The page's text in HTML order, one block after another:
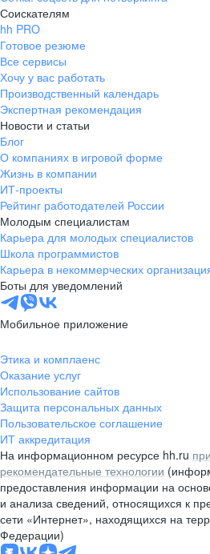
Соискателям
hh PRO
Готовое резюме
Все сервисы
Хочу у вас работать
Производственный календарь
Экспертная рекомендация
Новости и статьи
Блог
О компаниях в игровой форме
Жизнь в компании
ИТ-проекты
Рейтинг работодателей России
Молодым специалистам
Карьера для молодых специалистов
Школа программистов
Карьера в некоммерческих
Боты для уведомлений
Мобильное приложение
Этика и комплаенс
Оказание услуг
Использование сайтов
Защита персональных данных
Пользовательское соглашение
ИТ аккредитация
На информационном ресурсе hh.ru
рекомендательные технологии
предоставления информации на
и анализа сведений, относящихся к
сети «Интернет», находящихся на
Федерации)